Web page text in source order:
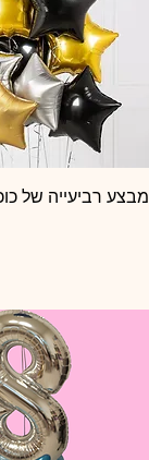
תצוגה
מבצע רביעייה של